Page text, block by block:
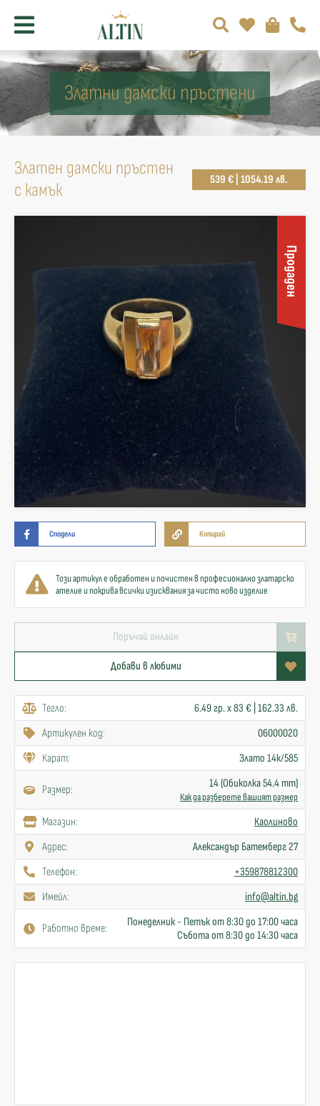
Златни дамски пръстени
Златен дамски пръстен
с камък
539 € | 1054.19 лв.
Продаден
Сподели Копирай
Този артикул е обработен и почистен в професионално златарско
ателие и покрива всички изисквания за чисто ново изделие
Поръчай онлайн
Добави в любими
Тегло:
6.49 гр. x 83 € | 162.33 лв.
Артикулен код:
06000020
Карат:
Злато 14к/585
Размер: 14 (Обиколка 54.4 mm)
Как да разберете вашият размер
Mагазин:
Каолиново
Адрес:
Александър Батемберг 27
Телефон:
+359878812300
Имейл:
info@altin.bg
Работно време:
Понеделник - Петък от 8:30 до 17:00 часа
Събота от 8:30 до 14:30 часа